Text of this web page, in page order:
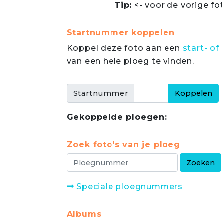
Tip: <- voor de vorige
Startnummer koppelen
Koppel deze foto aan een start- of
van een hele ploeg te vinden.
Startnummer
Gekoppelde ploegen:
Zoek foto's van je ploeg
Speciale ploegnummers
Albums